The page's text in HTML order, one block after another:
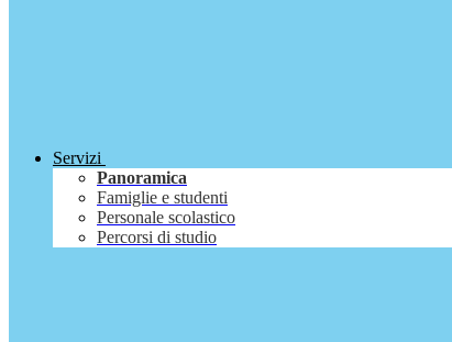
Servizi
Panoramica
Famiglie e studenti
Personale scolastico
Percorsi di studio